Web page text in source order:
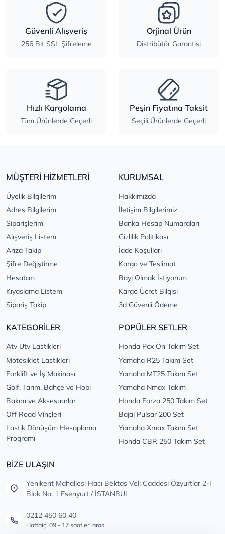
Güvenli Alışveriş
256 Bit SSL Şifreleme
Orjinal Ürün
Distribütör Garantisi
Hızlı Kargolama
Tüm Ürünlerde Geçerli
Peşin Fiyatına Taksit
Seçili Ürünlerde Geçerli
MÜŞTERİ HİZMETLERİ
Üyelik Bilgilerim
Adres Bilgilerim
Siparişlerim
Alışveriş Listem
Arıza Takip
Şifre Değiştirme
Hesabım
Kıyaslama Listem
Sipariş Takip
KURUMSAL
Hakkımızda
İletişim Bilgilerimiz
Banka Hesap Numaraları
Gizlilik Politikası
İade Koşulları
Kargo ve Teslimat
Bayi Olmak İstiyorum
Kargo Ücret Bilgisi
3d Güvenli Ödeme
KATEGORİLER
Atv Utv Lastikleri
Motosiklet Lastikleri
Forklift ve İş Makinası
Golf, Tarım, Bahçe ve Hobi
Bakım ve Aksesuarlar
Off Road Vinçleri
Lastik Dönüşüm Hesaplama
Programı
POPÜLER SETLER
Honda Pcx Ön Takım Set
Yamaha R25 Takım Set
Yamaha MT25 Takım Set
Yamaha Nmax Takım
Honda Forza 250 Takım Set
Bajaj Pulsar 200 Set
Yamaha Xmax Takım Set
Honda CBR 250 Takım Set
BİZE ULAŞIN
Yenikent Mahallesi Hacı Bektaş Veli Caddesi Özyurtlar 2-I
Blok No: 1 Esenyurt / İSTANBUL
0212 450 60 40
Haftaiçi 09 - 17 saatleri arası